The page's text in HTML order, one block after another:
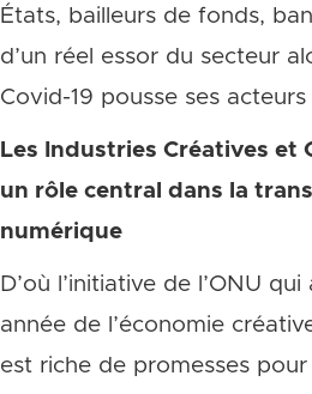
États, bailleurs de fonds,
d’un réel essor du secteur
Covid-19 pousse ses
Les Industries Créatives et
un rôle central dans la
numérique
D’où l’initiative de l’ONU
année de l’économie
est riche de promesses pour